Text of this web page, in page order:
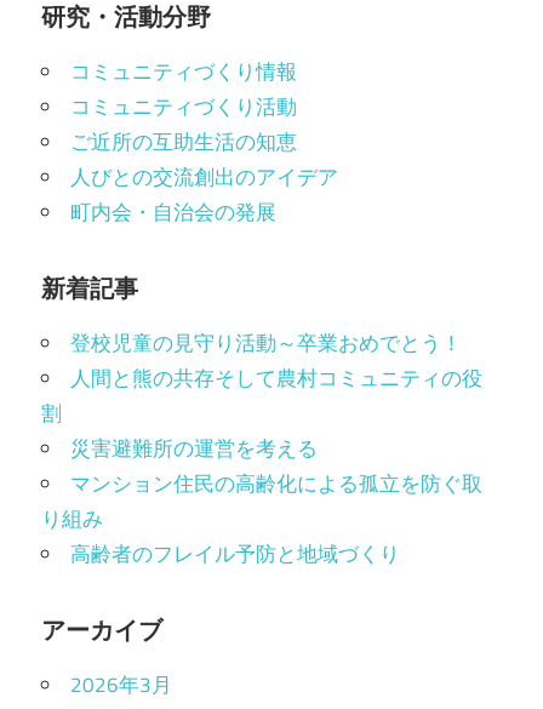
研究・活動分野
コミュニティづくり情報
コミュニティづくり活動
ご近所の互助生活の知恵
人びとの交流創出のアイデア
町内会・自治会の発展
新着記事
登校児童の見守り活動～卒業おめでとう！
人間と熊の共存そして農村コミュニティの役
割
災害避難所の運営を考える
マンション住民の高齢化による孤立を防ぐ取
り組み
高齢者のフレイル予防と地域づくり
アーカイブ
2026年3月